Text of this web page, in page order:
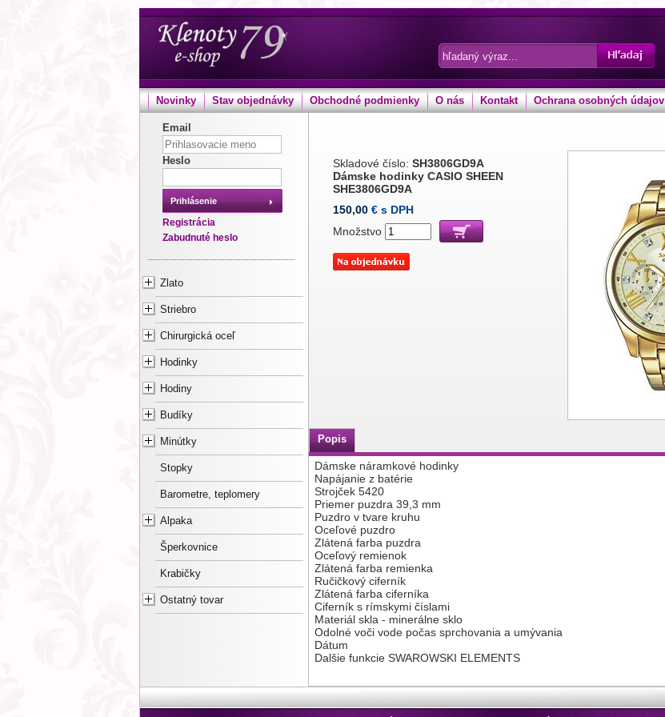
Novinky Stav objednávky Obchodné podmienky O nás Kontakt Ochrana osobných údajov
Email
Heslo
Prihlásenie
Registrácia
Zabudnuté heslo
Zlato
Striebro
Chirurgická oceľ
Hodinky
Hodiny
Budíky
Minútky
Stopky
Barometre, teplomery
Alpaka
Šperkovnice
Krabičky
Ostatný tovar
Skladové číslo: SH3806GD9A
Dámske hodinky CASIO SHEEN
SHE3806GD9A
150,00 € s DPH
Množstvo
Popis
Dámske náramkové hodinky
Napájanie z batérie
Strojček 5420
Priemer puzdra 39,3 mm
Puzdro v tvare kruhu
Oceľové puzdro
Zlátená farba puzdra
Oceľový remienok
Zlátená farba remienka
Ručičkový ciferník
Zlátená farba ciferníka
Ciferník s rímskymi číslami
Materiál skla - minerálne sklo
Odolné voči vode počas sprchovania a umývania
Dátum
Dalšie funkcie SWAROWSKI ELEMENTS